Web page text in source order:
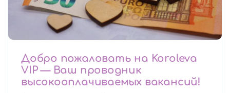
Добро пожаловать на Koroleva
VIP — Ваш проводник
высокооплачиваемых вакансий!